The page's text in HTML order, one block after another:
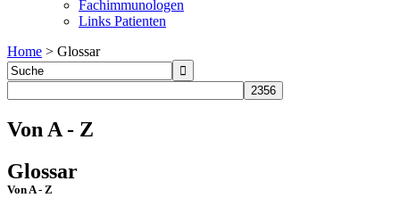
Fachimmunologen
Links Patienten
Home > Glossar
Von A - Z
Glossar
Von A - Z